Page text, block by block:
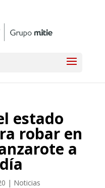
estado
robar en
a
| Noticias